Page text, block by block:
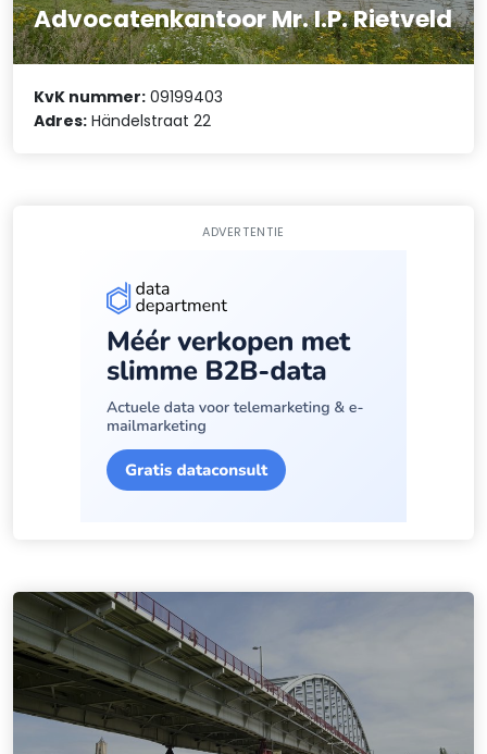
Advocatenkantoor Mr. I.P. Rietveld
KvK nummer: 09199403
Adres: Händelstraat 22
ADVERTENTIE